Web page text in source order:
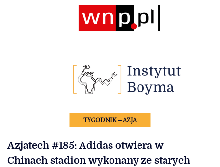
TYGODNIK – AZJA
Azjatech #185: Adidas otwiera w
Chinach stadion wykonany ze starych